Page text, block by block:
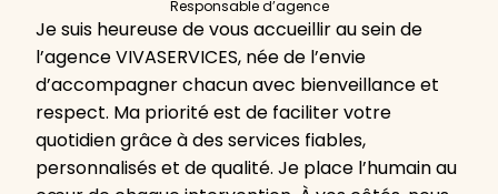
Responsable d’agence
Je suis heureuse de vous accueillir au sein de
l’agence VIVASERVICES, née de l’envie
d’accompagner chacun avec bienveillance et
respect. Ma priorité est de faciliter votre
quotidien grâce à des services fiables,
personnalisés et de qualité. Je place l’humain au